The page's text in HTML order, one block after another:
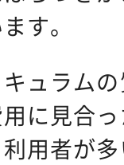
す。
ュラム
に見合
用者が